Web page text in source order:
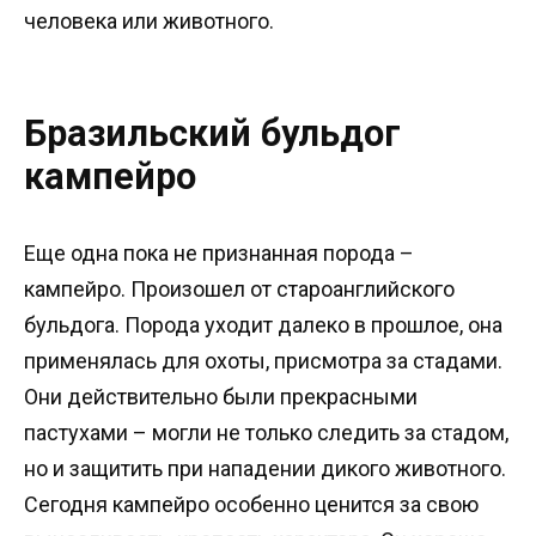
человека или животного.
Бразильский бульдог
кампейро
Еще одна пока не признанная порода –
кампейро. Произошел от староанглийского
бульдога. Порода уходит далеко в прошлое, она
применялась для охоты, присмотра за стадами.
Они действительно были прекрасными
пастухами – могли не только следить за стадом,
но и защитить при нападении дикого животного.
Сегодня кампейро особенно ценится за свою